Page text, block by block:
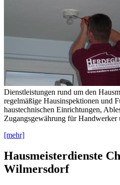
Dienstleistungen rund um den
regelmäßige Hausinspektionen und
haustechnischen Einrichtungen,
Zugangsgewährung für Handwerker
[mehr]
Hausmeisterdienste
Wilmersdorf